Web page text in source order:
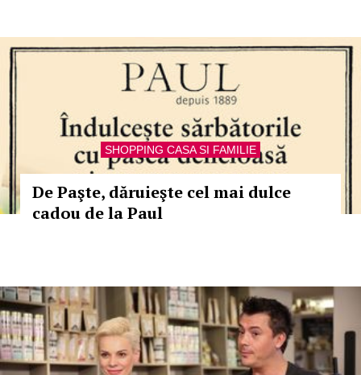
SHOPPING CASA SI FAMILIE
De Paşte, dăruieşte cel mai dulce
cadou de la Paul